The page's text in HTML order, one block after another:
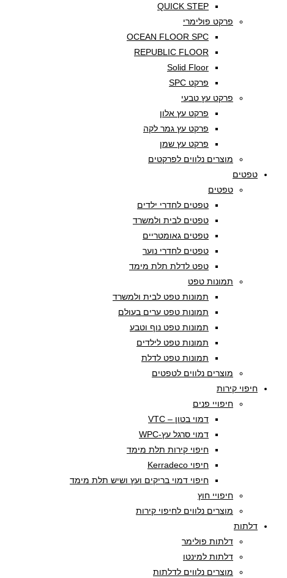
QUICK STEP
פרקט פולימרי
OCEAN FLOOR SPC
REPUBLIC FLOOR
Solid Floor
פרקט SPC
פרקט עץ טבעי
פרקט עץ אלון
פרקט עץ גמר לקה
פרקט עץ שמן
מוצרים נלווים לפרקטים
טפטים
טפטים
טפטים לחדרי ילדים
טפטים לבית ולמשרד
טפטים גאומטריים
טפטים לחדרי נוער
טפט לדלת תלת מימד
תמונות טפט
תמונות טפט לבית ולמשרד
תמונות טפט ערים בעולם
תמונות טפט נוף וטבע
תמונות טפט לילדים
תמונות טפט לדלת
מוצרים נלווים לטפטים
חיפוי קירות
חיפויי פנים
דמוי בטון – VTC
דמוי סרגל עץ-WPC
חיפוי קירות תלת מימד
חיפוי Kerradeco
חיפוי דמוי בריקים ועץ ושיש תלת מימד
חיפויי חוץ
מוצרים נלווים לחיפוי קירות
דלתות
דלתות פולימר
דלתות למינטו
מוצרים נלווים לדלתות